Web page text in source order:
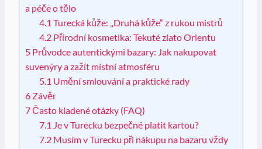
a péče o tělo
4.1 Turecká kůže: „Druhá kůže“ z rukou mistrů
4.2 Přírodní kosmetika: Tekuté zlato Orientu
5 Průvodce autentickými bazary: Jak nakupovat
suvenýry a zažít místní atmosféru
5.1 Umění smlouvání a praktické rady
6 Závěr
7Často kladené otázky (FAQ)
7.1 Je v Turecku bezpečné platit kartou?
7.2 Musím v Turecku při nákupu na bazaru vždy